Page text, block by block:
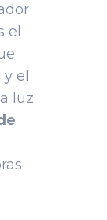
el
el
luz.